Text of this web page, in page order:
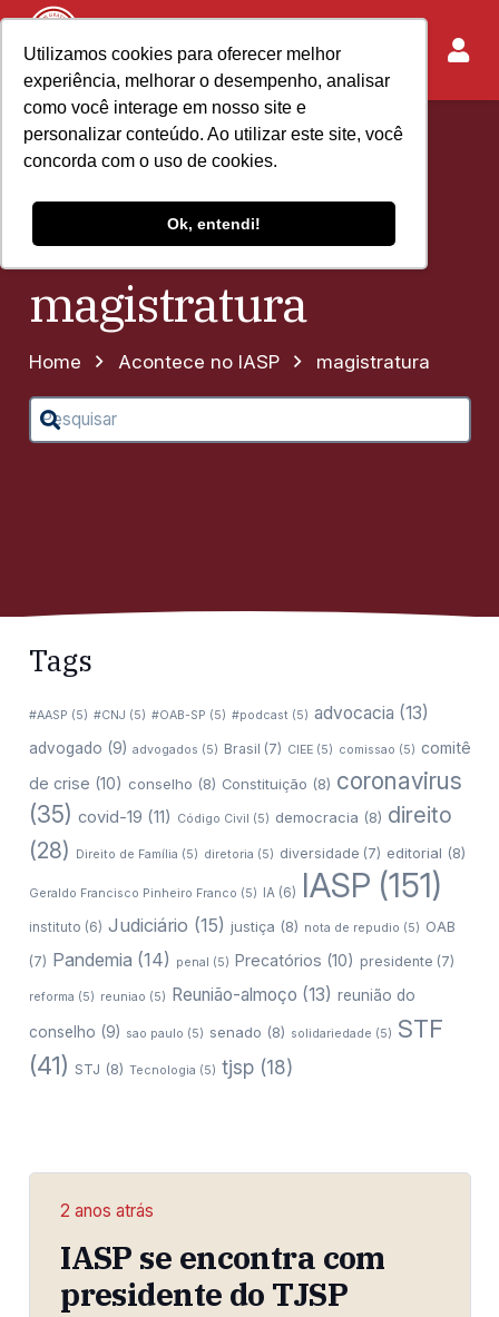
Utilizamos cookies para oferecer melhor
experiência, melhorar o desempenho, analisar
como você interage em nosso site e
personalizar conteúdo. Ao utilizar este site, você
concorda com o uso de cookies.
Ok, entendi!
magistratura
Home Acontece no IASP magistratura
Tags
#AASP (5) #CNJ (5) #OAB-SP (5) #podcast(5) advocacia (13)
advogado (9) advogados (5) Brasil (7) CIEE(5) comissao (5) comitê
de crise (10) conselho (8) Constituição (8) coronavirus
(35) covid-19 (11) Código Civil (5) democracia (8) direito
(28)
Direito de Família (5) diretoria (5) diversidade (7) editorial (8)
Geraldo Francisco Pinheiro Franco (5) IA(6) IASP (151)
instituto (6) Judiciário (15) justiça (8) nota de repudio (5) OAB
(7) Pandemia (14) penal (5) Precatórios (10) presidente (7)
reforma (5) reuniao (5) Reunião-almoço (13) reunião do
conselho (9) sao paulo (5) senado (8) solidariedade (5) STF
(41) STJ (8) Tecnologia (5) tjsp(18)
2 anos atrás
IASP se encontra com
presidente do TJSP